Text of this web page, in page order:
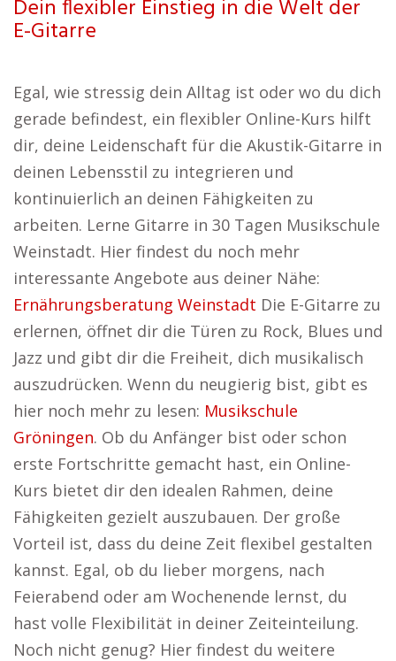
Dein flexibler Einstieg in die Welt der
E-Gitarre
Egal, wie stressig dein Alltag ist oder wo du dich
gerade befindest, ein flexibler Online-Kurs hilft
dir, deine Leidenschaft für die Akustik-Gitarre in
deinen Lebensstil zu integrieren und
kontinuierlich an deinen Fähigkeiten zu
arbeiten. Lerne Gitarre in 30 Tagen Musikschule
Weinstadt. Hier findest du noch mehr
interessante Angebote aus deiner Nähe:
Ernährungsberatung Weinstadt Die E-Gitarre zu
erlernen, öffnet dir die Türen zu Rock, Blues und
Jazz und gibt dir die Freiheit, dich musikalisch
auszudrücken. Wenn du neugierig bist, gibt es
hier noch mehr zu lesen: Musikschule
Gröningen. Ob du Anfänger bist oder schon
erste Fortschritte gemacht hast, ein Online-
Kurs bietet dir den idealen Rahmen, deine
Fähigkeiten gezielt auszubauen. Der große
Vorteil ist, dass du deine Zeit flexibel gestalten
kannst. Egal, ob du lieber morgens, nach
Feierabend oder am Wochenende lernst, du
hast volle Flexibilität in deiner Zeiteinteilung.
Noch nicht genug? Hier findest du weitere